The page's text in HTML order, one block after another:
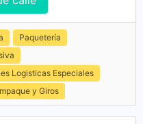
Paquetería
Logisticas Especiales
y Giros